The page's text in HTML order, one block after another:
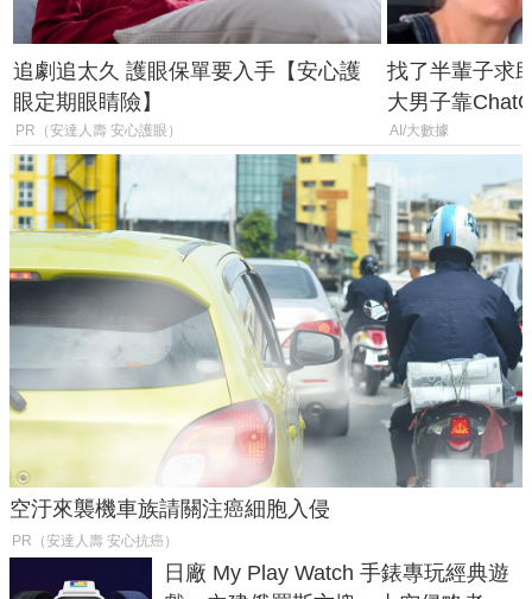
追劇追太久 護眼保單要入手【安心護
眼定期眼睛險】
PR（安達人壽 安心護眼）
找了半輩子求
大男子靠
年家人
AI/大數據
空汙來襲機車族請關注癌細胞入侵
PR（安達人壽 安心抗癌）
日廠 My Play Watch 手錶專玩經典遊